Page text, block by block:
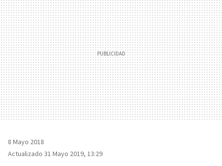
8 Mayo 2018
Actualizado 31 Mayo 2019, 13:29